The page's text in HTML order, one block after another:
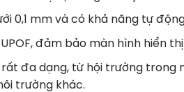
0,1 mm và có khả năng tự
đảm bảo màn hình hiển
rất đa dạng, từ hội trường
trường khác.